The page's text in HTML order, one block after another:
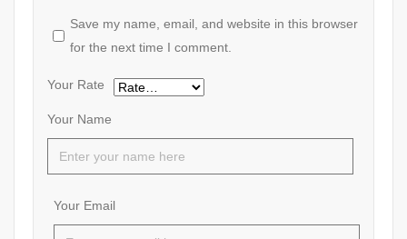
Your Name
Your Email
Save my name, email, and website in this browser
for the next time I comment.
Your Rate